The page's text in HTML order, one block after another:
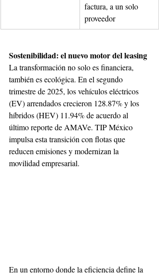
factura, a un solo
proveedor
Sostenibilidad: el nuevo motor del leasing
La transformación no solo es financiera,
también es ecológica. En el segundo
trimestre de 2025, los vehículos eléctricos
(EV) arrendados crecieron 128.87% y los
híbridos (HEV) 11.94% de acuerdo al
último reporte de AMAVe. TIP México
impulsa esta transición con flotas que
reducen emisiones y modernizan la
movilidad empresarial.
En un entorno donde la eficiencia define la